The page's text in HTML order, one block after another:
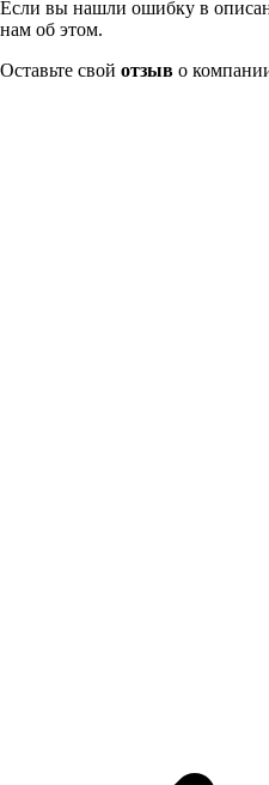
Если вы нашли ошибку в
нам об этом.
Оставьте свой отзыв о